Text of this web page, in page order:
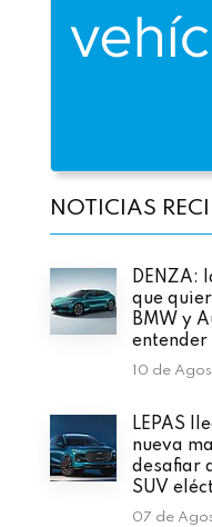
NOTICIAS
DENZA:
que
BMW y
10 de
LEPAS
nueva
desafiar
SUV
07 de